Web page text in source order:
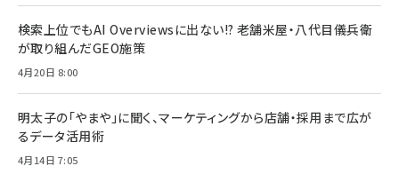
検索上位でもAI Overviewsに出ない!? 老舗米屋・八代目儀兵衛
が取り組んだGEO施策
4月20日 8:00
明太子の「やまや」に聞く、マーケティングから店舗・採用まで広が
るデータ活用術
4月14日 7:05